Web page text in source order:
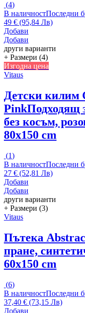
(4)
В наличностПоследни
49 € (95,84 Лв)
Добави
Добави
други варианти
+ Размери (4)
Изгодна цена
Vitaus
Детски килим
PinkПодходящ
без косъм,
80x150 cm
(1)
В наличностПоследни
27 € (52,81 Лв)
Добави
Добави
други варианти
+ Размери (3)
Vitaus
Пътека
пране,
60x150 cm
(6)
В наличностПоследни
37,40 € (73,15 Лв)
Добави